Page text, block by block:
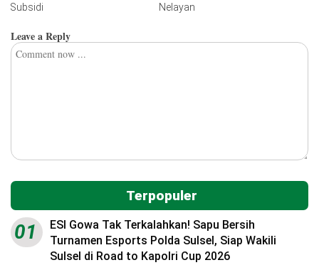
Subsidi
Nelayan
Leave a Reply
Terpopuler
01
ESI Gowa Tak Terkalahkan! Sapu Bersih
Turnamen Esports Polda Sulsel, Siap Wakili
Sulsel di Road to Kapolri Cup 2026